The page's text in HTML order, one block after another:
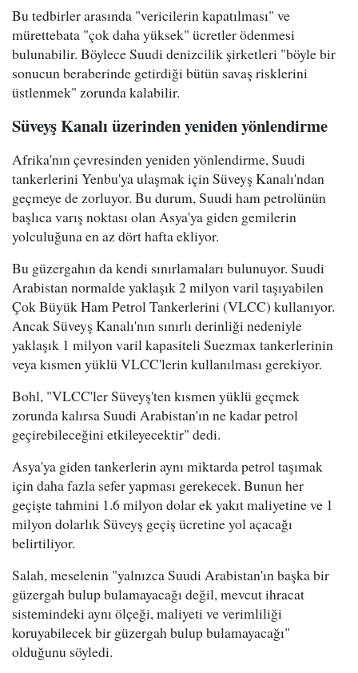
Bu tedbirler arasında "vericilerin kapatılması" ve
mürettebata "çok daha yüksek" ücretler ödenmesi
bulunabilir. Böylece Suudi denizcilik şirketleri "böyle bir
sonucun beraberinde getirdiği bütün savaş risklerini
üstlenmek" zorunda kalabilir.
Süveyş Kanalı üzerinden yeniden yönlendirme
Afrika'nın çevresinden yeniden yönlendirme, Suudi
tankerlerini Yenbu'ya ulaşmak için Süveyş Kanalı'ndan
geçmeye de zorluyor. Bu durum, Suudi ham petrolünün
başlıca varış noktası olan Asya'ya giden gemilerin
yolculuğuna en az dört hafta ekliyor.
Bu güzergahın da kendi sınırlamaları bulunuyor. Suudi
Arabistan normalde yaklaşık 2 milyon varil taşıyabilen
Çok Büyük Ham Petrol Tankerlerini (VLCC) kullanıyor.
Ancak Süveyş Kanalı'nın sınırlı derinliği nedeniyle
yaklaşık 1 milyon varil kapasiteli Suezmax tankerlerinin
veya kısmen yüklü VLCC'lerin kullanılması gerekiyor.
Bohl, "VLCC'ler Süveyş'ten kısmen yüklü geçmek
zorunda kalırsa Suudi Arabistan'ın ne kadar petrol
geçirebileceğini etkileyecektir" dedi.
Asya'ya giden tankerlerin aynı miktarda petrol taşımak
için daha fazla sefer yapması gerekecek. Bunun her
geçişte tahmini 1.6 milyon dolar ek yakıt maliyetine ve 1
milyon dolarlık Süveyş geçiş ücretine yol açacağı
belirtiliyor.
Salah, meselenin "yalnızca Suudi Arabistan'ın başka bir
güzergah bulup bulamayacağı değil, mevcut ihracat
sistemindeki aynı ölçeği, maliyeti ve verimliliği
koruyabilecek bir güzergah bulup bulamayacağı"
olduğunu söyledi.